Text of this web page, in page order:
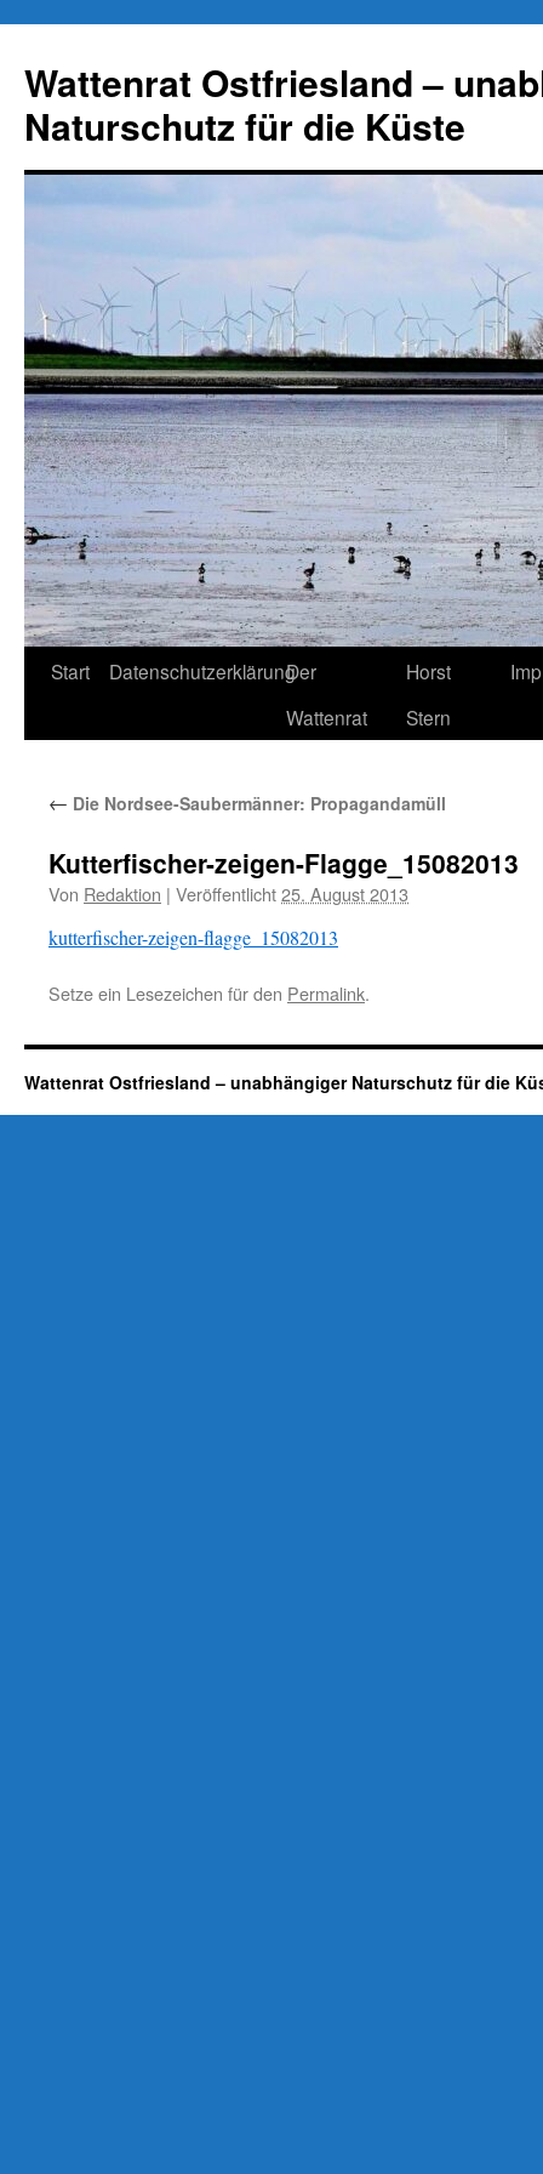
springen
Wattenrat Ostfriesland –
Naturschutz für die Küste
Start DatenschutzerklärungDer
Wattenrat
Horst
Stern
← Die Nordsee-Saubermänner: Propagandamüll
Kutterfischer-zeigen-Flagge_15082013
Von Redaktion | Veröffentlicht25. August 2013
kutterfischer-zeigen-flagge_15082013
Setze ein Lesezeichen für den Permalink.
Wattenrat Ostfriesland – unabhängiger Naturschutz für die